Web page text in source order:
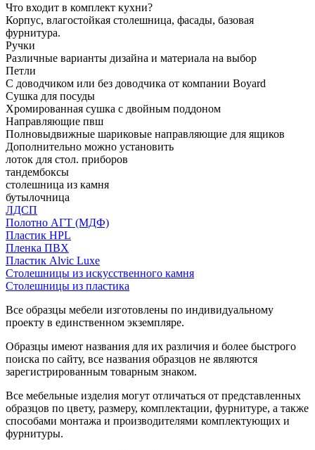
Что входит в комплект кухни?
Корпус, влагостойкая столешница, фасады, базовая
фурнитура.
Ручки
Различные варианты дизайна и материала на выбор
Петли
С доводчиком или без доводчика от компании Boyard
Сушка для посуды
Хромированная сушка с двойным поддоном
Направляющие пвш
Полновыдвижные шариковые направляющие для ящиков
Дополнительно можно установить
лоток для стол. приборов
тандембоксы
столешница из камня
бутылочница
ЛДСП
Полотно АГТ (МДФ)
Пластик HPL
Пленка ПВХ
Пластик Alvic Luxe
Столешницы из искусственного камня
Столешницы из пластика
Все образцы мебели изготовлены по индивидуальному
проекту в единственном экземпляре.
Образцы имеют названия для их различия и более быстрого
поиска по сайту, все названия образцов не являются
зарегистрированным товарным знаком.
Все мебельные изделия могут отличаться от представленных
образцов по цвету, размеру, комплектации, фурнитуре, а также
способами монтажа и производителями комплектующих и
фурнитуры.